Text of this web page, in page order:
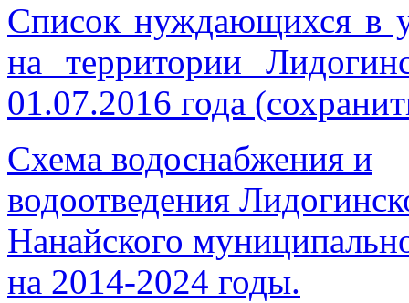
Список нуждающихся в
на территории
01.07.2016 года
Схема водоснабжения и
водоотведения
Нанайского
на 2014-2024 годы.